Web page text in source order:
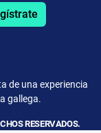
de una experiencia
gallega.
RESERVADOS.